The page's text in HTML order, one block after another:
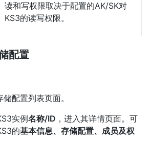
读和写权限取决于配置的AK/SK对
KS3的读写权限。
配置
配置列表页面。
实例名称/ID ，进入其详情页面。可
的基本信息、存储配置、成员及权